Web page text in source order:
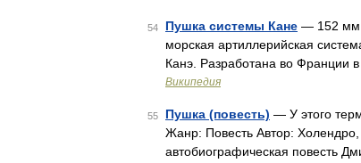
54 Пушка системы Кане — 152 мм
морская артиллерийская
Канэ. Разработана во Франции
Википедия
55 Пушка (повесть) — У этого
Жанр: Повесть Автор:
автобиографическая повесть